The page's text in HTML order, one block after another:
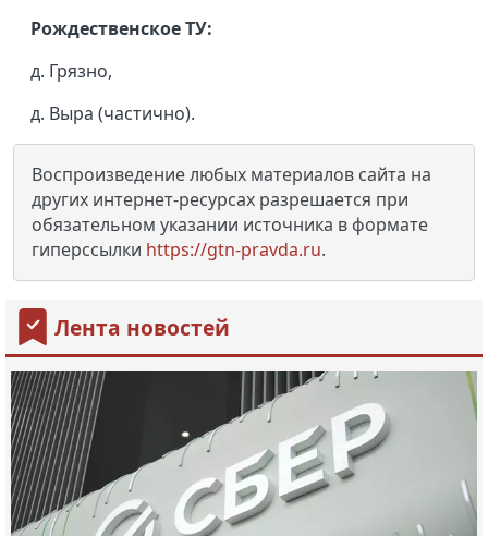
Рождественское ТУ:
д. Грязно,
д. Выра (частично).
Воспроизведение любых материалов сайта на
других интернет-ресурсах разрешается при
обязательном указании источника в формате
гиперссылки https://gtn-pravda.ru.
Лента новостей